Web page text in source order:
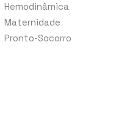
Hemodinâmica
Maternidade
Pronto-Socorro